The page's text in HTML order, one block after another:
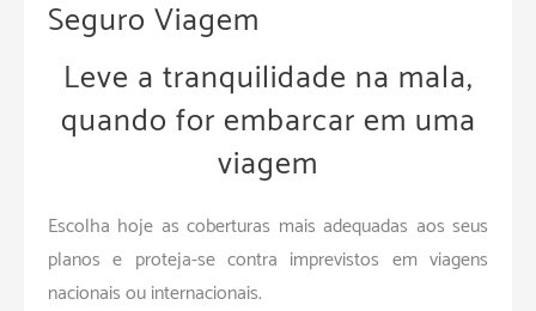
Seguro Viagem
Leve a tranquilidade na mala,
quando for embarcar em uma
viagem
Escolha hoje as coberturas mais adequadas aos seus
planos e proteja-se contra imprevistos em viagens
nacionais ou internacionais.